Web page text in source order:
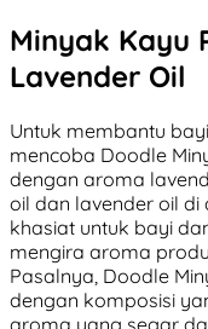
Minyak Kayu
Lavender Oil
Untuk membantu
mencoba Doodle
dengan aroma
oil dan lavender oil
khasiat untuk bayi
mengira aroma
Pasalnya, Doodle
dengan komposisi
aroma yang segar